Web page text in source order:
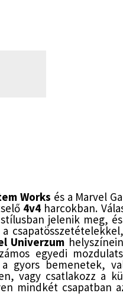
Works és a Marvel
4v4 harcokban.
jelenik meg,
Univerzum
egyedi
gyors bemenetek,
vagy csatlakozz a
mindkét csapatban